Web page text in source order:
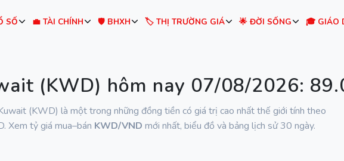
SỐ 💼 TÀI CHÍNH 🛡️ BHXH 🏷️ THỊ TRƯỜNG GIÁ 🌟 ĐỜI SỐNG 🎓 GIÁO
(KWD) hôm nay 07/08/2026:
(KWD) là một trong những đồng tiền có giá trị cao nhất thế giới tính theo
Xem tỷ giá mua–bán KWD/VND mới nhất, biểu đồ và bảng lịch sử 30 ngày.